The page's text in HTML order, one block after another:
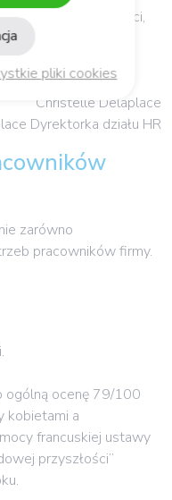
naszej działalności,
Laboratorium
Christelle Delaplace
Dyrektorka działu HR
zarówno
pracowników firmy.
ogólną ocenę 79/100
kobietami a
francuskiej ustawy
przyszłości”
pliki cookies